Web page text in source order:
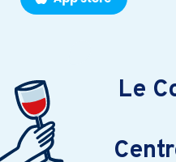
Le